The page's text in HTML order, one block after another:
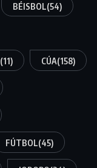
BÉISBOL(54)
(11) CÚA(158)
FÚTBOL(45)